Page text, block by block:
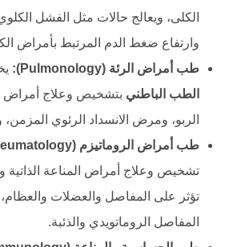
الكلى، ويعالج حالات مثل الفشل
وارتفاع ضغط الدم المرتبط بأمراض
طب أمراض الرئة (Pulmonology):
الطب الباطني بتشخيص وعلاج أمراض
الربو، ومرض الانسداد الرئوي المزمن،
طب أمراض الروماتيزم (Rheumatology):
تشخيص وعلاج أمراض المناعة الذاتية
تؤثر على المفاصل والعضلات
المفاصل الروماتويدي والذئبة.